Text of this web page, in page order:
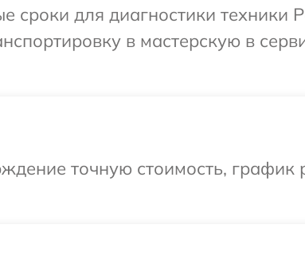
для диагностики техники
в мастерскую в
точную стоимость, график